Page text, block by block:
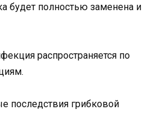
будет полностью заменена и
распространяется по
последствия грибковой